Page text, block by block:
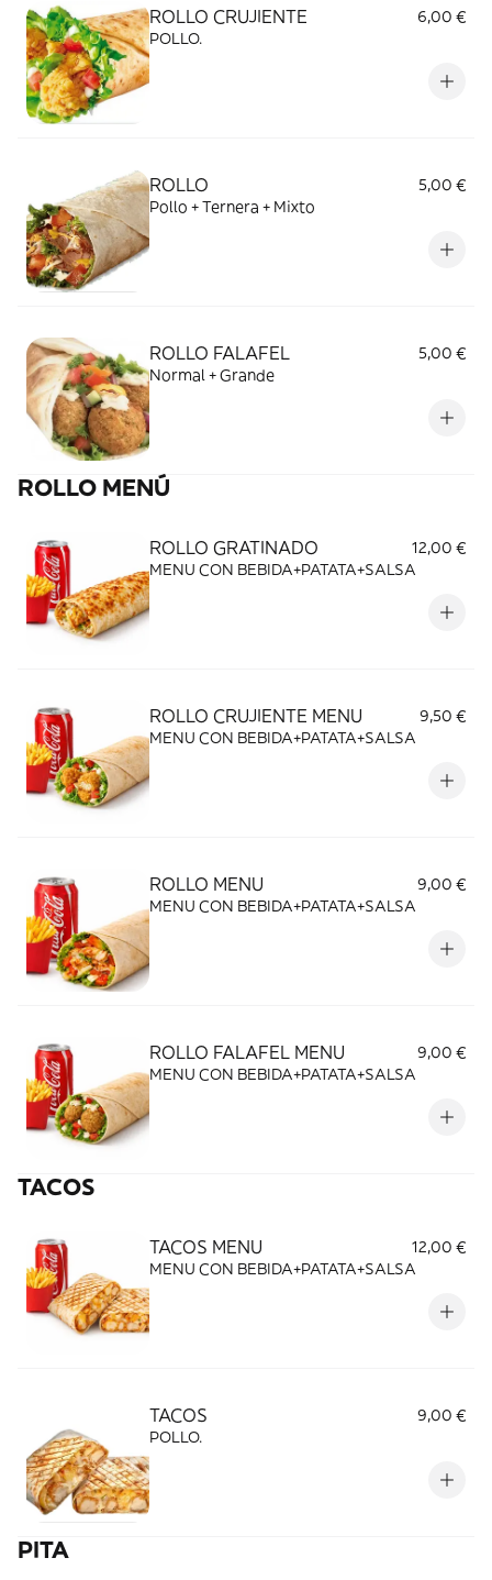
ROLLO CRUJIENTE
6,00 €
POLLO.
ROLLO
5,00 €
Pollo + Ternera + Mixto
ROLLO FALAFEL
5,00 €
Normal + Grande
ROLLO MENÚ
ROLLO GRATINADO
12,00 €
MENU CON BEBIDA+PATATA+SALSA
ROLLO CRUJIENTE MENU
9,50 €
MENU CON BEBIDA+PATATA+SALSA
ROLLO MENU
9,00 €
MENU CON BEBIDA+PATATA+SALSA
ROLLO FALAFEL MENU
9,00 €
MENU CON BEBIDA+PATATA+SALSA
TACOS
TACOS MENU
12,00 €
MENU CON BEBIDA+PATATA+SALSA
TACOS
9,00 €
POLLO.
PITA